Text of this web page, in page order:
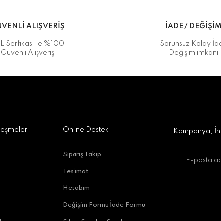
Antalya
ALIŞVERİŞ
Serfikası ile %100
Güvenli Alışveriş
İADE / DEĞİŞİM
Sorunsuz Kolay
Değişim imkanı
Online Destek
Sipariş Takip
Teslimat
Hesabım
Değişim Formu İade Formu
Kampanya,